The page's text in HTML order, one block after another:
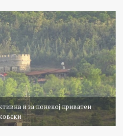
и за понекој приватен